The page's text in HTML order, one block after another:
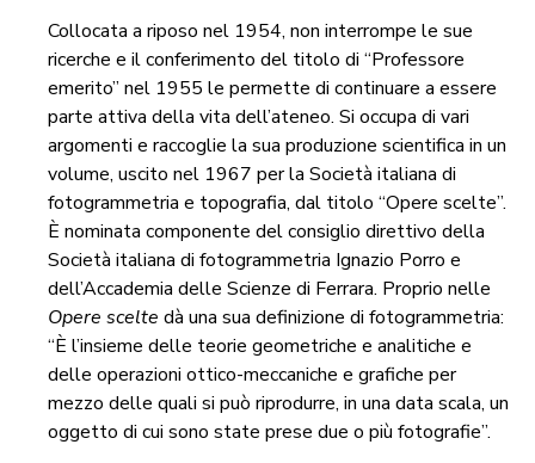
Collocata a riposo nel 1954, non interrompe le sue
ricerche e il conferimento del titolo di “Professore
emerito” nel 1955 le permette di continuare a essere
parte attiva della vita dell’ateneo. Si occupa di vari
argomenti e raccoglie la sua produzione scientifica in un
volume, uscito nel 1967 per la Società italiana di
fotogrammetria e topografia, dal titolo “Opere scelte”.
È nominata componente del consiglio direttivo della
Società italiana di fotogrammetria Ignazio Porro e
dell’Accademia delle Scienze di Ferrara. Proprio nelle
Opere scelte dà una sua definizione di fotogrammetria:
“È l’insieme delle teorie geometriche e analitiche e
delle operazioni ottico-meccaniche e grafiche per
mezzo delle quali si può riprodurre, in una data scala, un
oggetto di cui sono state prese due o più fotografie”.